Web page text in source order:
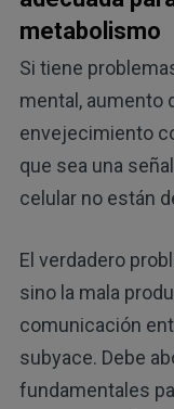
metabolismo
Si tiene
mental, aumento
envejecimiento
que sea una
celular no están
El verdadero
sino la mala
comunicación
subyace. Debe
fundamentales